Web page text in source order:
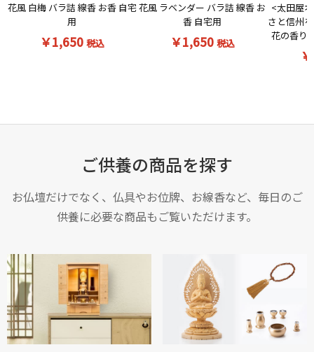
花風 白梅 バラ詰 線香 お香 自宅
用
￥1,650 税込
花風 ラベンダー バラ詰 線香 お
香 自宅用
￥1,650 税込
<太田屋
さと信州
花の香り
ご供養の商品を探す
お仏壇だけでなく、仏具やお位牌、お線香など、毎日のご
供養に必要な商品もご覧いただけます。